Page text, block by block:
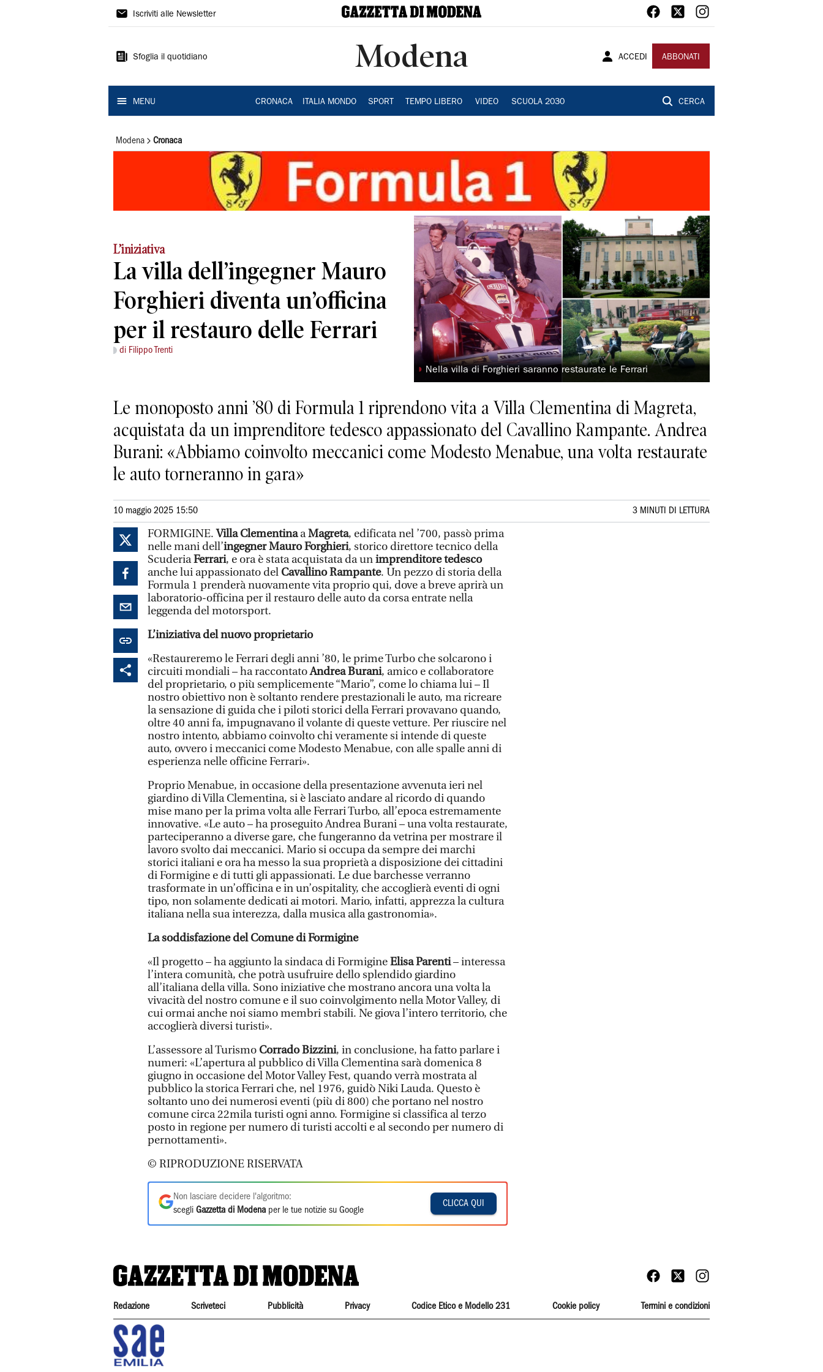
Gazzetta
Modena
Iscriviti alle Newsletter
Sfoglia il quotidiano Modena ACCEDI ABBONATI
MENU CRONACA ITALIA MONDO SPORT TEMPO LIBERO VIDEO SCUOLA 2030 CERCA
Modena Cronaca
L’iniziativa
La villa dell’ingegner Mauro
Forghieri diventa un’officina
per il restauro delle Ferrari
di Filippo Trenti
◗ Nella villa di Forghieri saranno restaurate le Ferrari
Le monoposto anni ’80 di Formula 1 riprendono vita a Villa Clementina di Magreta,
acquistata da un imprenditore tedesco appassionato del Cavallino Rampante. Andrea
Burani: «Abbiamo coinvolto meccanici come Modesto Menabue, una volta restaurate
le auto torneranno in gara»
10 maggio 2025 15:50 3 MINUTI DI LETTURA
FORMIGINE.Villa ClementinaaMagreta, edificata nel ’700, passò prima
nelle mani dell’ingegner Mauro Forghieri, storico direttore tecnico della
ScuderiaFerrari, e ora è stata acquistata da unimprenditore tedesco
anche lui appassionato del Cavallino Rampante. Un pezzo di storia della
Formula 1 prenderà nuovamente vita proprio qui, dove a breve aprirà un
laboratorio-officina per il restauro delle auto da corsa entrate nella
leggenda del motorsport.
L’iniziativa del nuovo proprietario
«Restaureremo le Ferrari degli anni ’80, le prime Turbo che solcarono i
circuiti mondiali – ha raccontatoAndrea Burani, amico e collaboratore
del proprietario, o più semplicemente “Mario”, come lo chiama lui – Il
nostro obiettivo non è soltanto rendere prestazionali le auto, ma ricreare
la sensazione di guida che i piloti storici della Ferrari provavano quando,
oltre 40 anni fa, impugnavano il volante di queste vetture. Per riuscire nel
nostro intento, abbiamo coinvolto chi veramente si intende di queste
auto, ovvero i meccanici come Modesto Menabue, con alle spalle anni di
esperienza nelle officine Ferrari».
Proprio Menabue, in occasione della presentazione avvenuta ieri nel
giardino di Villa Clementina, si è lasciato andare al ricordo di quando
mise mano per la prima volta alle Ferrari Turbo, all’epoca estremamente
innovative. «Le auto – ha proseguito Andrea Burani – una volta restaurate,
parteciperanno a diverse gare, che fungeranno da vetrina per mostrare il
lavoro svolto dai meccanici. Mario si occupa da sempre dei marchi
storici italiani e ora ha messo la sua proprietà a disposizione dei cittadini
di Formigine e di tutti gli appassionati. Le due barchesse verranno
trasformate in un’officina e in un’ospitality, che accoglierà eventi di ogni
tipo, non solamente dedicati ai motori. Mario, infatti, apprezza la cultura
italiana nella sua interezza, dalla musica alla gastronomia».
La soddisfazione del Comune di Formigine
«Il progetto – ha aggiunto la sindaca di FormigineElisa Parenti– interessa
l’intera comunità, che potrà usufruire dello splendido giardino
all’italiana della villa. Sono iniziative che mostrano ancora una volta la
vivacità del nostro comune e il suo coinvolgimento nella Motor Valley, di
cui ormai anche noi siamo membri stabili. Ne giova l’intero territorio, che
accoglierà diversi turisti».
L’assessore al Turismo Corrado Bizzini, in conclusione, ha fatto parlare i
numeri: «L’apertura al pubblico di Villa Clementina sarà domenica 8
giugno in occasione del Motor Valley Fest, quando verrà mostrata al
pubblico la storica Ferrari che, nel 1976, guidò Niki Lauda. Questo è
soltanto uno dei numerosi eventi (più di 800) che portano nel nostro
comune circa 22mila turisti ogni anno. Formigine si classifica al terzo
posto in regione per numero di turisti accolti e al secondo per numero di
pernottamenti».
© RIPRODUZIONE RISERVATA
Non lasciare decidere l'algoritmo:
scegli Gazzetta di Modena per le tue notizie su Google
CLICCA QUI
Redazione Scriveteci Pubblicità Privacy Codice Etico e Modello 231 Cookie policy Termini e condizioni